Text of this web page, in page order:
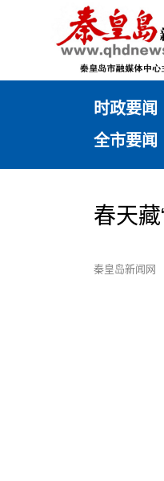
时政要闻
全市要闻
春天藏
秦皇岛新闻网